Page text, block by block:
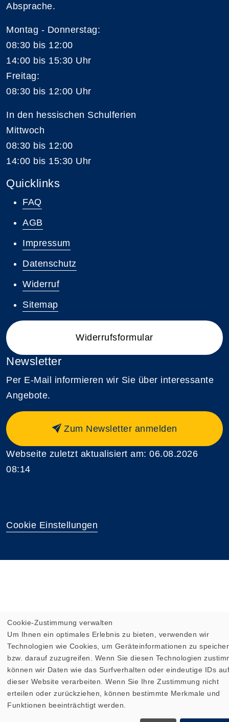
Absprache.
Montag - Donnerstag:
08:30 bis 12:00
14:00 bis 15:30 Uhr
Freitag:
08:30 bis 12:00 Uhr
In den hessischen Schulferien
Mittwoch
08:30 bis 12:00
14:00 bis 15:30 Uhr
Quicklinks
FAQ
AGB
Impressum
Datenschutz
Widerruf
Sitemap
Widerrufsformular
Newsletter
Per E-Mail informieren wir Sie über interessante
Angebote.
Zum Newsletter anmelden
Webseite zuletzt aktualisiert am: 06.08.2026
08:14
Cookie Einstellungen
Cookie-Zustimmung verwalten
Um Ihnen ein optimales Erlebnis zu bieten, verwenden wir
Technologien wie Cookies, um Geräteinformationen zu
bzw. darauf zuzugreifen. Wenn Sie diesen Technologien
können wir Daten wie das Surfverhalten oder eindeutige IDs auf
dieser Website verarbeiten. Wenn Sie Ihre Zustimmung nicht
erteilen oder zurückziehen, können bestimmte Merkmale und
Funktionen beeinträchtigt werden.